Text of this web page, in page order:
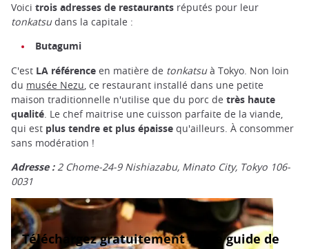
Voici trois adresses de restaurants réputés pour leur
tonkatsudans la capitale :
Butagumi
C'est LA référence en matière de tonkatsuà Tokyo. Non loin
du musée Nezu , ce restaurant installé dans une petite
maison traditionnelle n'utilise que du porc de très haute
qualité . Le chef maitrise une cuisson parfaite de la viande,
qui est plus tendre et plus épaisse qu'ailleurs. À consommer
sans modération !
Adresse :2 Chome-24-9 Nishiazabu, Minato City, Tokyo 106-
0031